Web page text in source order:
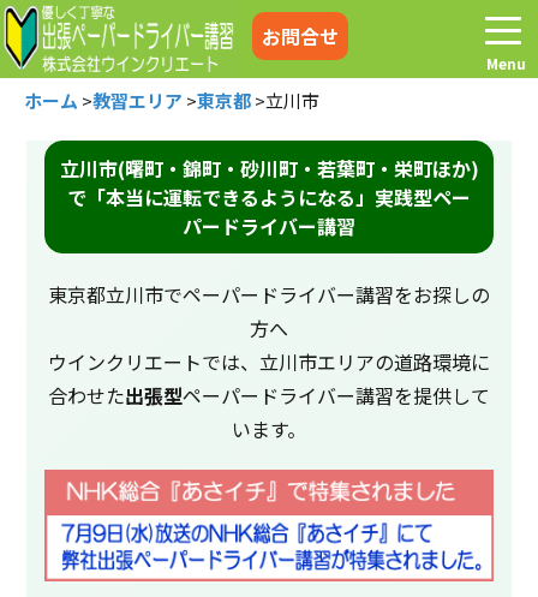
お問合せ
ホーム お電話はこちら
お客様の声 コラム&トピックス
出張地域 メディア紹介
スタッフ紹介 申し込みフロー
ホーム >教習エリア >東京都>立川市
立川市(曙町・錦町・砂川町・若葉町・栄町ほか)
で「本当に運転できるようになる」実践型ペー
パードライバー講習
東京都立川市でペーパードライバー講習をお探しの
方へ
ウインクリエートでは、立川市エリアの道路環境に
合わせた出張型ペーパードライバー講習を提供して
います。